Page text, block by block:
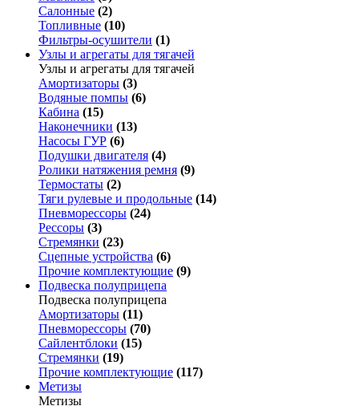
Салонные (2)
Топливные (10)
Фильтры-осушители (1)
Узлы и агрегаты для тягачей
Узлы и агрегаты для тягачей
Амортизаторы (3)
Водяные помпы (6)
Кабина (15)
Наконечники (13)
Насосы ГУР (6)
Подушки двигателя (4)
Ролики натяжения ремня (9)
Термостаты (2)
Тяги рулевые и продольные (14)
Пневморессоры (24)
Рессоры (3)
Стремянки (23)
Сцепные устройства (6)
Прочие комплектующие (9)
Подвеска полуприцепа
Подвеска полуприцепа
Амортизаторы (11)
Пневморессоры (70)
Сайлентблоки (15)
Стремянки (19)
Прочие комплектующие (117)
Метизы
Метизы